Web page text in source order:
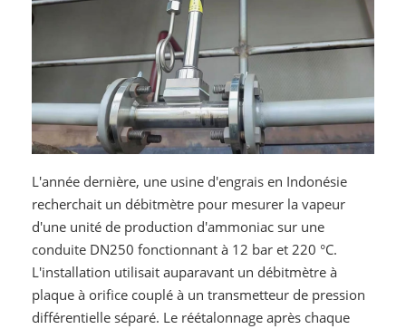
L'année dernière, une usine d'engrais en Indonésie
recherchait un débitmètre pour mesurer la vapeur
d'une unité de production d'ammoniac sur une
conduite DN250 fonctionnant à 12 bar et 220 °C.
L'installation utilisait auparavant un débitmètre à
plaque à orifice couplé à un transmetteur de pression
différentielle séparé. Le réétalonnage après chaque